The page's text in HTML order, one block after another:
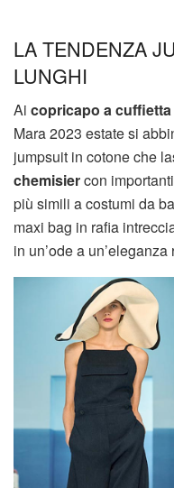
LA TENDENZA
LUNGHI
Ai copricapo a cuffietta
Mara 2023 estate si
jumpsuit in cotone che
chemisiercon
più simili a costumi da
maxi bag in rafia
in un’ode a